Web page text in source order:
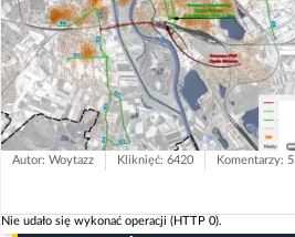
Autor: Woytazz Kliknięć: 6420 Komentarzy: 5
Nie udało się wykonać operacji (HTTP 0).